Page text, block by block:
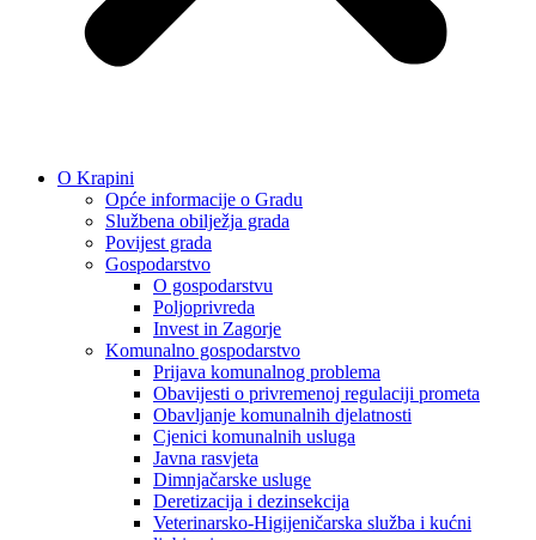
O Krapini
Opće informacije o Gradu
Službena obilježja grada
Povijest grada
Gospodarstvo
O gospodarstvu
Poljoprivreda
Invest in Zagorje
Komunalno gospodarstvo
Prijava komunalnog problema
Obavijesti o privremenoj regulaciji prometa
Obavljanje komunalnih djelatnosti
Cjenici komunalnih usluga
Javna rasvjeta
Dimnjačarske usluge
Deretizacija i dezinsekcija
Veterinarsko-Higijeničarska služba i kućni